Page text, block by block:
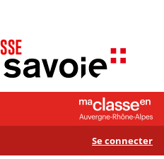
Se connecter